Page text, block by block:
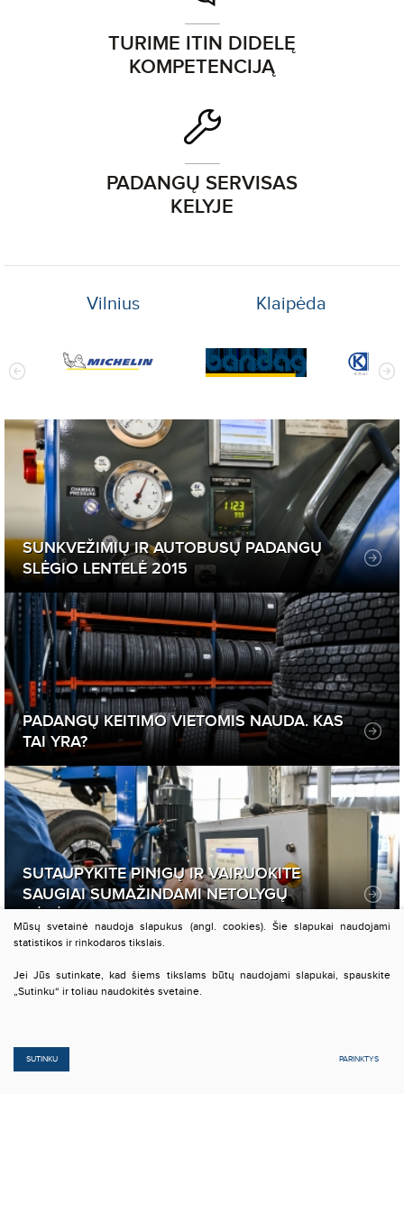
TURIME ITIN DIDELĘ
KOMPETENCIJĄ
PADANGŲ SERVISAS
KELYJE
Vilnius Klaipėda
SUNKVEŽIMIŲ IR AUTOBUSŲ PADANGŲ
SLĖGIO LENTELĖ 2015
PADANGŲ KEITIMO VIETOMIS NAUDA. KAS
TAI YRA?
SUTAUPYKITE PINIGŲ IR VAIRUOKITE
SAUGIAI SUMAŽINDAMI NETOLYGŲ
DĖVĖJIMĄSI
Mūsų svetainė naudoja slapukus (angl. cookies). Šie slapukai naudojami
statistikos ir rinkodaros tikslais.
Jei Jūs sutinkate, kad šiems tikslams būtų naudojami slapukai, spauskite
„Sutinku“ ir toliau naudokitės svetaine.
SUTINKU PARINKTYS